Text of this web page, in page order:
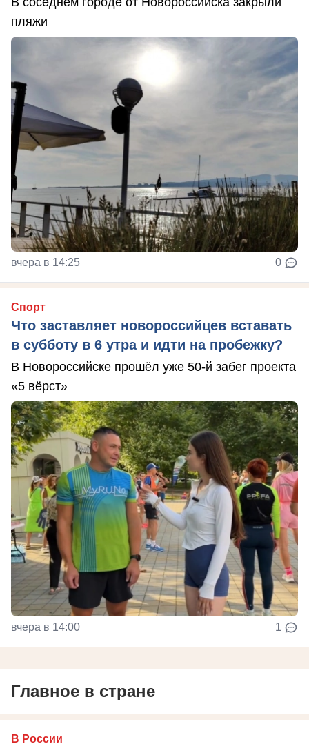
пляжи
вчера в 14:25 0
Спорт
Что заставляет новороссийцев вставать
в субботу в 6 утра и идти на пробежку?
В Новороссийске прошёл уже 50-й забег проекта
«5 вёрст»
вчера в 14:00 1
Главное в стране
В России